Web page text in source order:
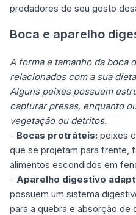
predadores de seu gosto
Boca e aparelho
A forma e tamanho da boca
relacionados com a sua
Alguns peixes possuem
capturar presas, enquanto
vegetação ou detritos.
- Bocas protráteis: peixes
que se projetam para frente,
alimentos escondidos em
- Aparelho digestivo
possuem um sistema
para a quebra e absorção de